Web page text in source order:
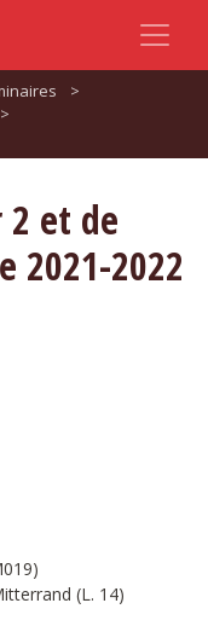
>
>
2 et de
2021-2022
(L. 14)